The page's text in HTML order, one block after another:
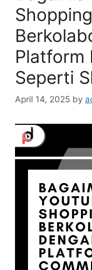
Shopping
Platform
Seperti
April 14, 2025 by